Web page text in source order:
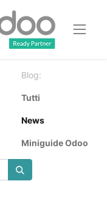
Blog:
Tutti
News
Miniguide Odoo